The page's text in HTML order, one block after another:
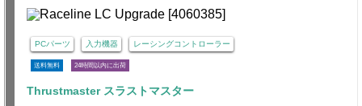
PCパーツ 入力機器 レーシングコントローラー
送料無料 24時間以内に出荷
Thrustmaster スラストマスター